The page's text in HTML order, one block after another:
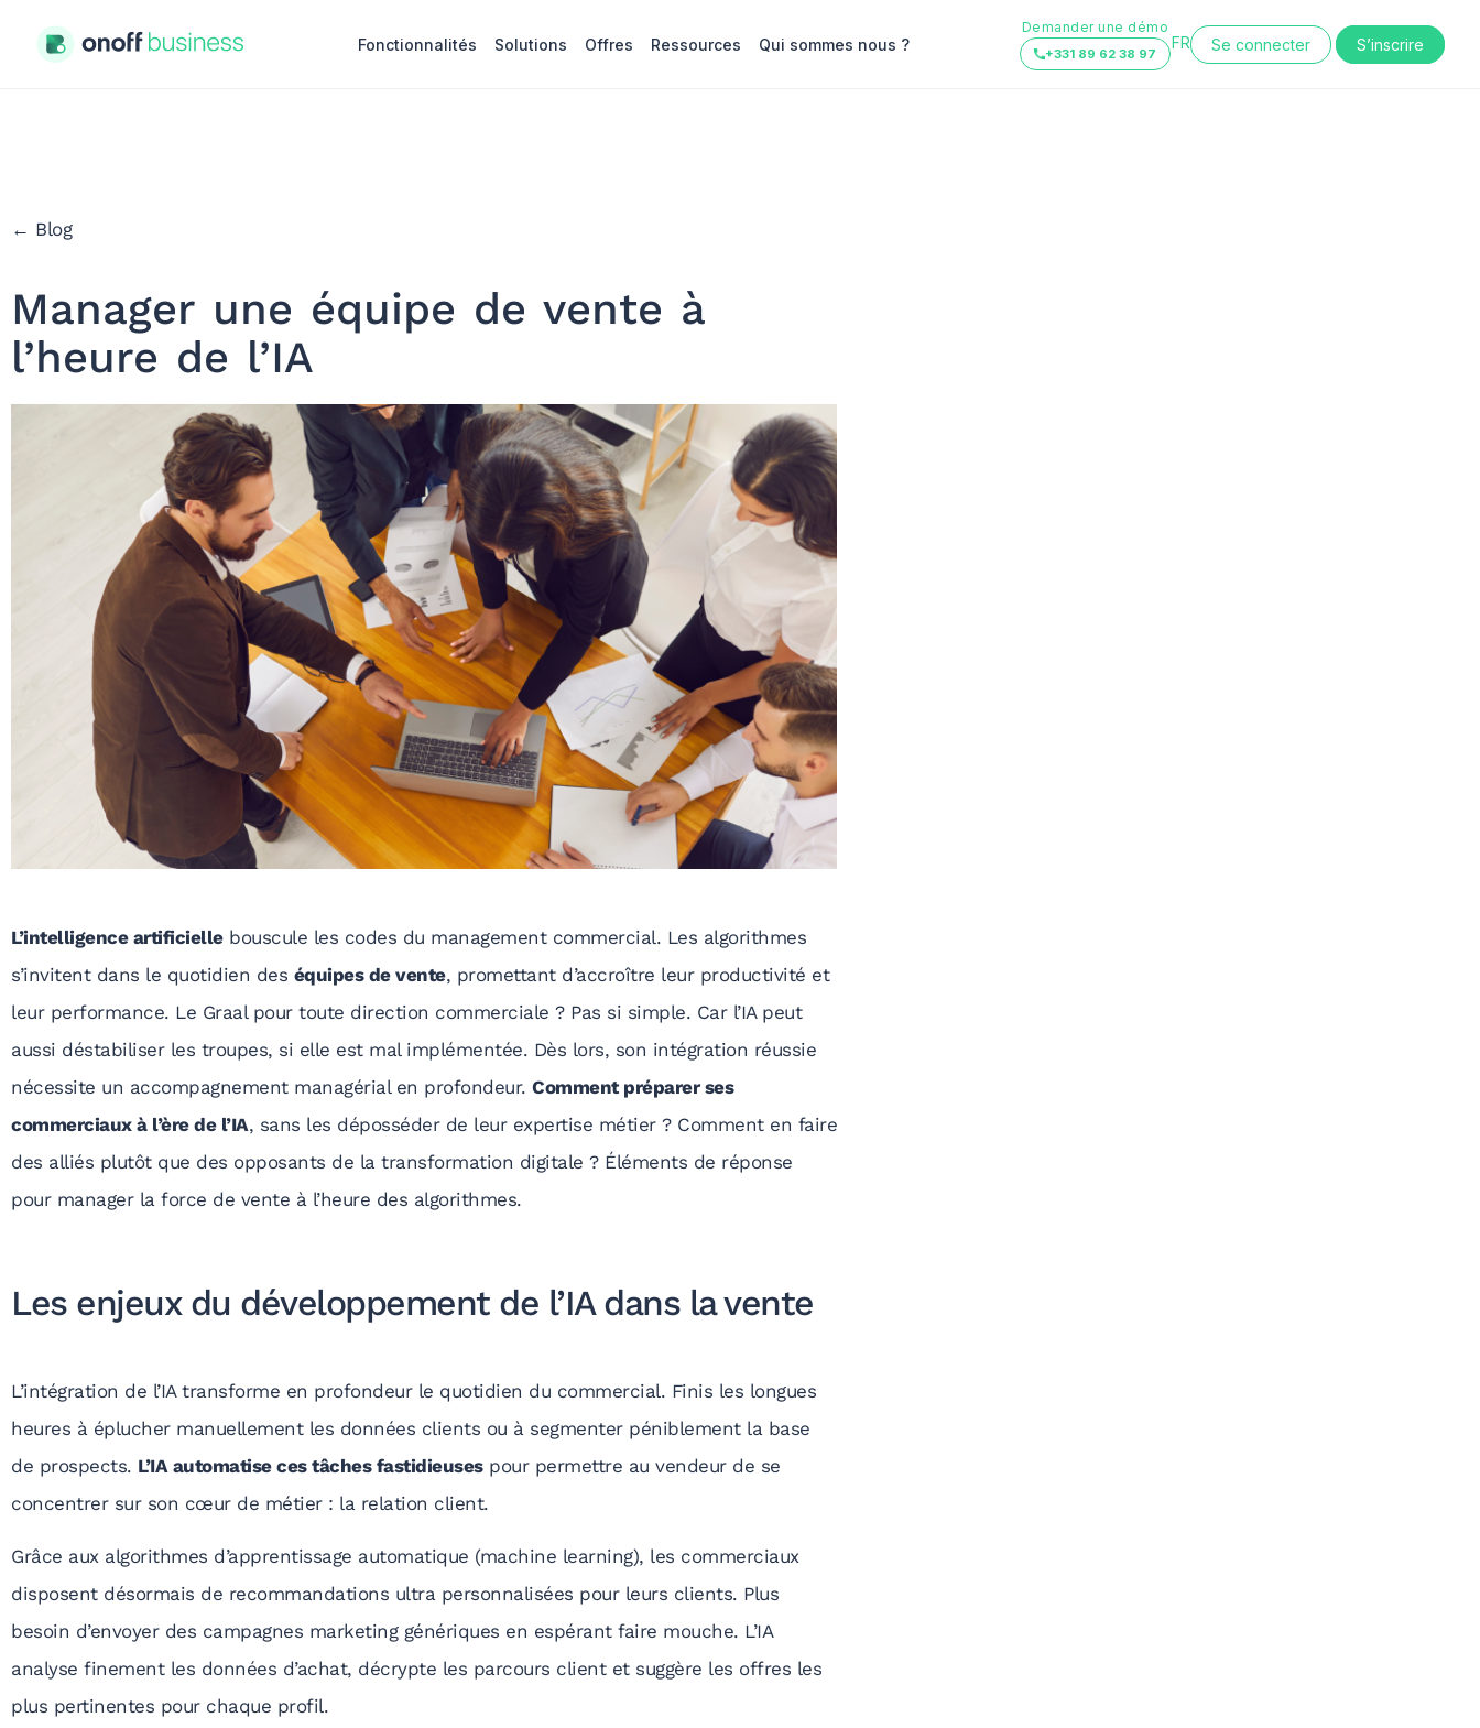
Fonctionnalités Solutions Offres Ressources Qui sommes nous ?
Demander une démo
+331 89 62 38 97
FR
Se connecter S’inscrire
← Blog
Manager une équipe de vente à
l’heure de l’IA
L’intelligence artificiellebouscule les codes du management commercial. Les algorithmes
s’invitent dans le quotidien des équipes de vente, promettant d’accroître leur productivité et
leur performance. Le Graal pour toute direction commerciale ? Pas si simple. Car l’IA peut
aussi déstabiliser les troupes, si elle est mal implémentée. Dès lors, son intégration réussie
nécessite un accompagnement managérial en profondeur. Comment préparer ses
commerciaux à l’ère de l’IA, sans les déposséder de leur expertise métier ? Comment en faire
des alliés plutôt que des opposants de la transformation digitale ? Éléments de réponse
pour manager la force de vente à l’heure des algorithmes.
Les enjeux du développement de l’IA dans la vente
L’intégration de l’IA transforme en profondeur le quotidien du commercial. Finis les longues
heures à éplucher manuellement les données clients ou à segmenter péniblement la base
de prospects. L’IA automatise ces tâches fastidieusespour permettre au vendeur de se
concentrer sur son cœur de métier : la relation client.
Grâce aux algorithmes d’apprentissage automatique (machine learning), les commerciaux
disposent désormais de recommandations ultra personnalisées pour leurs clients. Plus
besoin d’envoyer des campagnes marketing génériques en espérant faire mouche. L’IA
analyse finement les données d’achat, décrypte les parcours client et suggère les offres les
plus pertinentes pour chaque profil.